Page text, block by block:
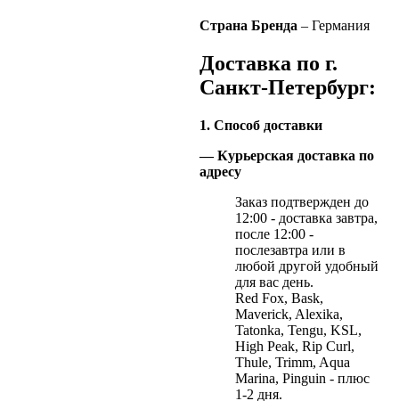
Страна Бренда – Германия
Доставка по г.
Санкт-Петербург:
1. Способ доставки
— Курьерская доставка по
адресу
Заказ подтвержден до
12:00 - доставка завтра,
после 12:00 -
послезавтра или в
любой другой удобный
для вас день.
Red Fox, Bask,
Maverick, Alexika,
Tatonka, Tengu, KSL,
High Peak, Rip Curl,
Thule, Trimm, Aqua
Marina, Pinguin - плюс
1-2 дня.